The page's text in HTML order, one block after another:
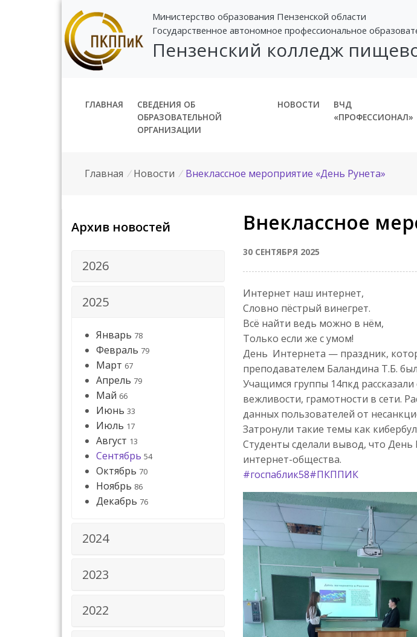
Министерство образования Пензенской области
Государственное автономное профессиональное
Пензенский колледж
ГЛАВНАЯ
СВЕДЕНИЯ ОБ
ОБРАЗОВАТЕЛЬНОЙ
ОРГАНИЗАЦИИ
НОВОСТИ
ВЧД
«ПРОФЕССИОНАЛ»
Главная / Новости / Внеклассное мероприятие «День Рунета»
Архив новостей
2026
2025
Январь 78
Февраль 79
Март 67
Апрель 79
Май 66
Июнь 33
Июль 17
Август 13
Сентябрь 54
Октябрь 70
Ноябрь 86
Декабрь 76
2024
2023
2022
Внеклассное
30 СЕНТЯБРЯ 2025
Интернет наш интернет,
Словно пёстрый винегрет.
Всё найти ведь можно в нём,
Только если же с умом!
День Интернета — праздник,
преподавателем Баландина Т.Б.
Учащимся группы 14пкд
вежливости, грамотности в сети.
данных пользователей от
Затронули такие темы как
Студенты сделали вывод, что День
интернет-общества.
#госпаблик58#ПКППИК